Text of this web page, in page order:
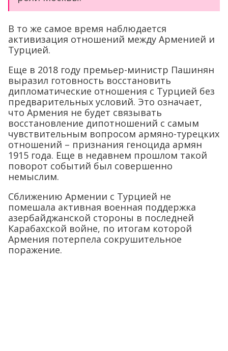
В то же самое время наблюдается
активизация отношений между Арменией и
Турцией.
Еще в 2018 году премьер-министр Пашинян
выразил готовность восстановить
дипломатические отношения с Турцией без
предварительных условий. Это означает,
что Армения не будет связывать
восстановление дипотношений с самым
чувствительным вопросом армяно-турецких
отношений – признания геноцида армян
1915 года. Еще в недавнем прошлом такой
поворот событий был совершенно
немыслим.
Сближению Армении с Турцией не
помешала активная военная поддержка
азербайджанской стороны в последней
Карабахской войне, по итогам которой
Армения потерпела сокрушительное
поражение.